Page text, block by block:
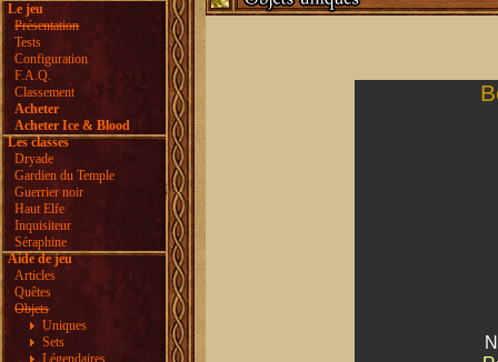
Le jeu
Présentation
Tests
Configuration
F.A.Q.
Classement
Acheter
Acheter Ice & Blood
Les classes
Dryade
Gardien du Temple
Guerrier noir
Haut Elfe
Inquisiteur
Séraphine
Aide de jeu
Articles
Quêtes
Objets
Uniques
Sets
Légendaires